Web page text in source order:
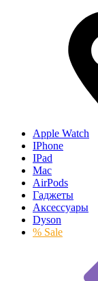
Apple Watch
IPhone
IPad
Mac
AirPods
Гаджеты
Аксессуары
Dyson
% Sale